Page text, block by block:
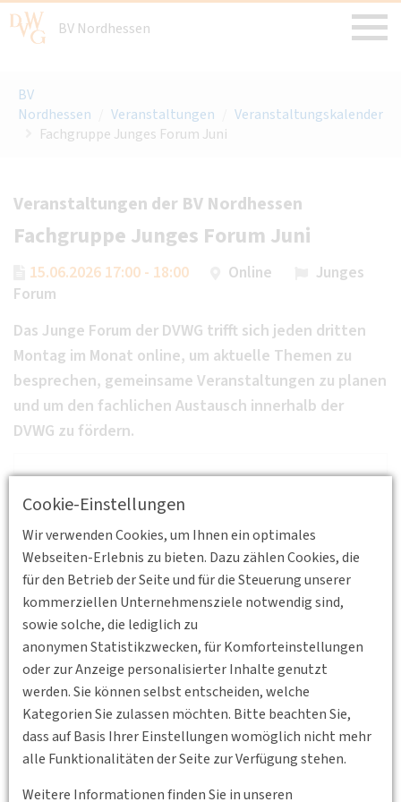
Cookie-Einstellungen
Wir verwenden Cookies, um Ihnen ein optimales
Webseiten-Erlebnis zu bieten. Dazu zählen Cookies, die
für den Betrieb der Seite und für die Steuerung unserer
kommerziellen Unternehmensziele notwendig sind,
sowie solche, die lediglich zu
anonymen Statistikzwecken, für Komforteinstellungen
oder zur Anzeige personalisierter Inhalte genutzt
werden. Sie können selbst entscheiden, welche
Kategorien Sie zulassen möchten. Bitte beachten Sie,
dass auf Basis Ihrer Einstellungen womöglich nicht mehr
alle Funktionalitäten der Seite zur Verfügung stehen.
Weitere Informationen finden Sie in unseren
BV Nordhessen
BV
Nordhessen
Veranstaltungen
Veranstaltungskalender
Fachgruppe Junges Forum Juni
Veranstaltungen der BV Nordhessen
Fachgruppe Junges Forum Juni
15.06.2026 17:00 - 18:00 Online
Junges
Forum
Das Junge Forum der DVWG trifft sich jeden dritten
Montag im Monat online, um aktuelle Themen zu
besprechen, gemeinsame Veranstaltungen zu planen
und um den fachlichen Austausch innerhalb der
DVWG zu fördern.
Das Junge Forum der DVWG trifft sich jeden dritten Montag
In offener Barcamp-Atmosphäre diskutieren unsere
Jungmitglieder aktuelle Themen,
planen gemeinsame Veranstaltungen und fördern den
fachlichen Austausch innerhalb der DVWG.
Kalender Event:Fachgruppe_Junges-Forum.ics
Teilnahme: Zugang über MS-Teams
Kontakt:jungesforum(at)dvwg.de
Zurück